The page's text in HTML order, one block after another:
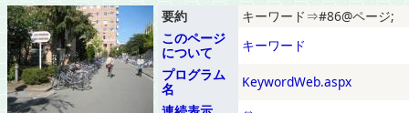
要約
キーワード⇒#86@ページ;
このページ
について
キーワード
プログラム
名
KeywordWeb.aspx